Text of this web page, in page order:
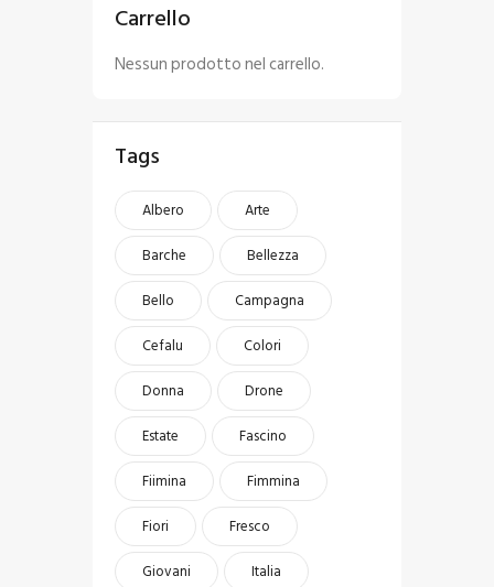
Carrello
Nessun prodotto nel carrello.
Tags
Albero
Arte
Barche
Bellezza
Bello
Campagna
Cefalu
Colori
Donna
Drone
Estate
Fascino
Fiimina
Fimmina
Fiori
Fresco
Giovani
Italia